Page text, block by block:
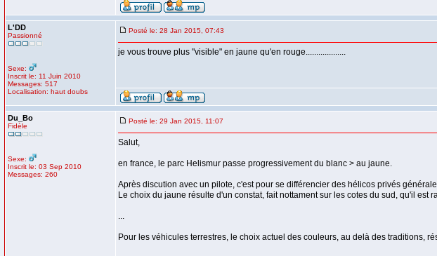
L'DD
Passionné
Sexe:
Inscrit le: 11 Juin 2010
Messages: 517
Localisation: haut doubs
Posté le: 28 Jan 2015, 07:43
je vous trouve plus "visible" en jaune qu'en rouge...................
Du_Bo
Fidèle
Sexe:
Inscrit le: 03 Sep 2010
Messages: 260
Posté le: 29 Jan 2015, 11:07
Salut,
en france, le parc Helismur passe progressivement du blanc > au jaune.
Après discution avec un pilote, c'est pour se différencier des hélicos privés
Le choix du jaune résulte d'un constat, fait nottament sur les cotes du sud, qu'il
...
Pour les véhicules terrestres, le choix actuel des couleurs, au delà des traditions,